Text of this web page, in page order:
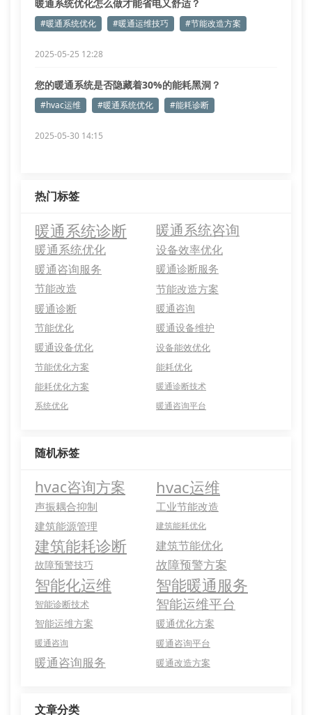
暖通系统优化怎么做才能省电又舒适？
#暖通系统优化 #暖通运维技巧 #节能改造方案
2025-05-25 12:28
您的暖通系统是否隐藏着30%的能耗黑洞？
#hvac运维 #暖通系统优化 #能耗诊断
2025-05-30 14:15
热门标签
暖通系统诊断 暖通系统咨询
暖通系统优化
设备效率优化
暖通咨询服务
暖通诊断服务
节能改造
节能改造方案
暖通诊断
暖通咨询
节能优化
暖通设备维护
暖通设备优化
设备能效优化
节能优化方案
能耗优化
能耗优化方案
暖通诊断技术
系统优化
暖通咨询平台
随机标签
hvac咨询方案 hvac运维
声振耦合抑制
工业节能改造
建筑能源管理
建筑能耗优化
建筑能耗诊断 建筑节能优化
故障预警技巧 故障预警方案
智能化运维 智能暖通服务
智能诊断技术 智能运维平台
智能运维方案 暖通优化方案
暖通咨询 暖通咨询平台
暖通咨询服务 暖通改造方案
文章分类